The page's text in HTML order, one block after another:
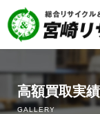
宮崎の冷蔵庫買取の
高額買取実績
GALLERY